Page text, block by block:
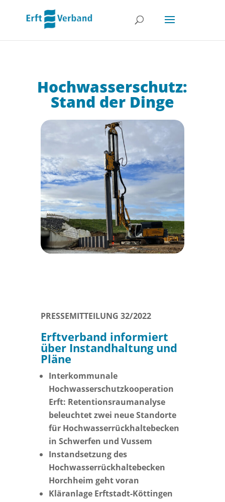
Hochwasserschutz:
Stand der Dinge
PRESSEMITTEILUNG 32/2022
Erftverband informiert
über Instandhaltung und
Pläne
Interkommunale
Hochwasserschutzkooperation
Erft: Retentionsraumanalyse
beleuchtet zwei neue Standorte
für Hochwasserrückhaltebecken
in Schwerfen und Vussem
Instandsetzung des
Hochwasserrückhaltebecken
Horchheim geht voran
Kläranlage Erftstadt-Köttingen